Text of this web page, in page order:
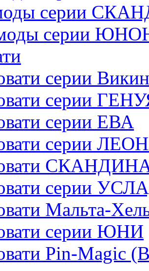
серии
серии
серии
серии
серии ЕВА
серии
серии
Мальта-
серии ЮНИ
Pin-Magic